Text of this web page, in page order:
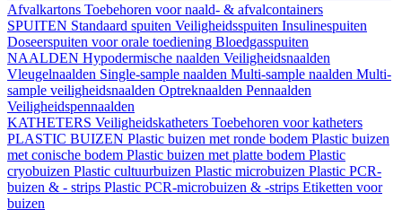
Afvalkartons Toebehoren voor naald- & afvalcontainers
SPUITEN Standaard spuiten Veiligheidsspuiten Insulinespuiten
Doseerspuiten voor orale toediening Bloedgasspuiten
NAALDEN Hypodermische naalden Veiligheidsnaalden
Vleugelnaalden Single-sample naalden Multi-sample naalden Multi-
sample veiligheidsnaalden Optreknaalden Pennaalden
Veiligheidspennaalden
KATHETERS Veiligheidskatheters Toebehoren voor katheters
PLASTIC BUIZEN Plastic buizen met ronde bodem Plastic buizen
met conische bodem Plastic buizen met platte bodem Plastic
cryobuizen Plastic cultuurbuizen Plastic microbuizen Plastic PCR-
buizen & - strips Plastic PCR-microbuizen & -strips Etiketten voor
buizen